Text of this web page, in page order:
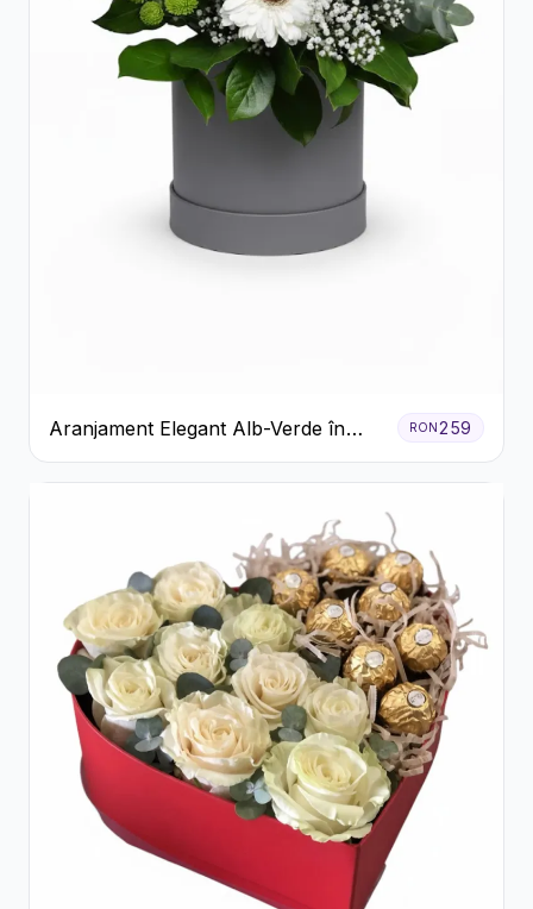
Aranjament Elegant Alb-Verde în
Cutie Gri
RON 259